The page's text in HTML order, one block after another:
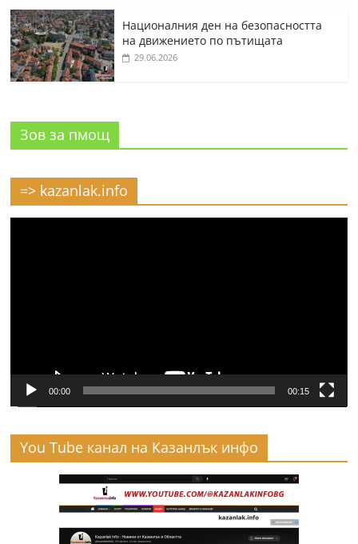
Националния ден на безопасността
на движението по пътищата
29.06.2026
Зов за пмощ
=> kazanlak.info
00:00 00:15
You Tube канал на Казанлък инфо